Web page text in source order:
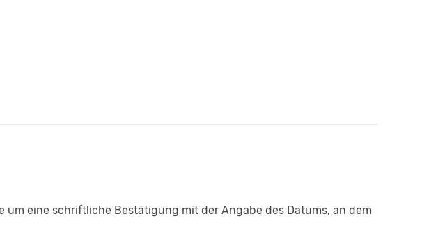
eine schriftliche Bestätigung mit der Angabe des Datums, an dem